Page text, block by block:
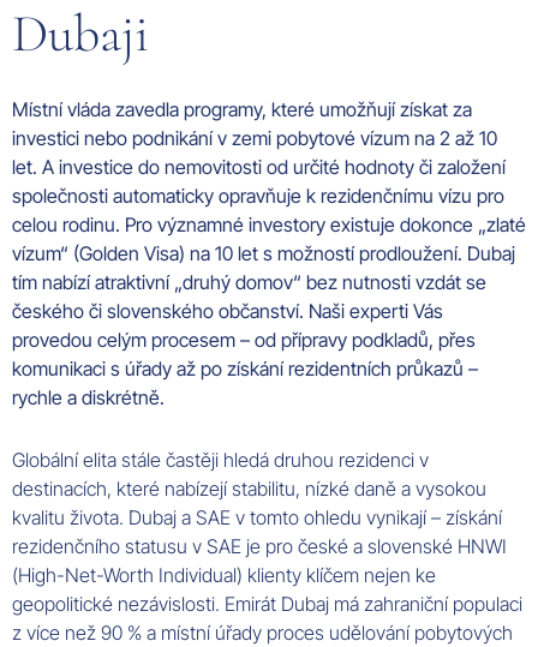
Dubaji
Místní vláda zavedla programy, které umožňují získat za
investici nebo podnikání v zemi pobytové vízum na 2 až 10
let. A investice do nemovitosti od určité hodnoty či založení
společnosti automaticky opravňuje k rezidenčnímu vízu pro
celou rodinu. Pro významné investory existuje dokonce „zlaté
vízum“ (Golden Visa) na 10 let s možností prodloužení. Dubaj
tím nabízí atraktivní „druhý domov“ bez nutnosti vzdát se
českého či slovenského občanství. Naši experti Vás
provedou celým procesem – od přípravy podkladů, přes
komunikaci s úřady až po získání rezidentních průkazů –
rychle a diskrétně.
Globální elita stále častěji hledá druhou rezidenci v
destinacích, které nabízejí stabilitu, nízké daně a vysokou
kvalitu života. Dubaj a SAE v tomto ohledu vynikají – získání
rezidenčního statusu v SAE je pro české a slovenské HNWI
(High-Net-Worth Individual) klienty klíčem nejen ke
geopolitické nezávislosti. Emirát Dubaj má zahraniční populaci
z více než 90 % a místní úřady proces udělování pobytových